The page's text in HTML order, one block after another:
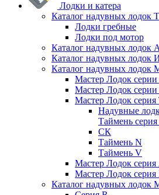
Лодки и катера
Каталог надувных лодок
Лодки гребные
Лодки под мотор
Каталог надувных лодок
Каталог надувных лодок
Каталог надувных лодок
Мастер Лодок
Мастер Лодок
Мастер Лодок
Надувные
Таймень
СК
Таймень N
Таймень V
Мастер Лодок серия
Мастер Лодок
Каталог надувных лодок